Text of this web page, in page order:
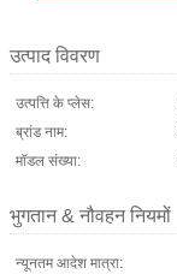
उत्पाद विवरण
उत्पत्ति के प्लेस:
ब्रांड नाम:
मॉडल संख्या:
भुगतान & नौवहन नियमों
न्यूनतम आदेश मात्रा: